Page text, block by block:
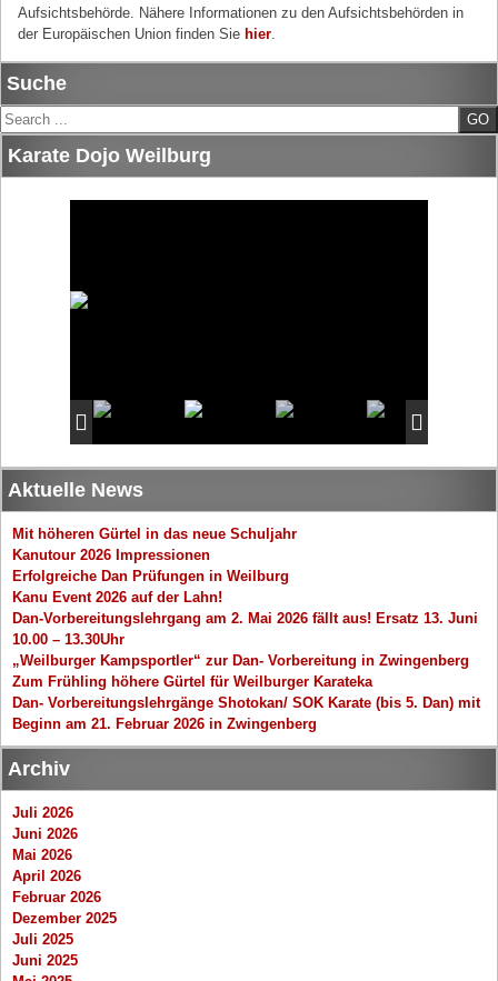
Aufsichtsbehörde. Nähere Informationen zu den Aufsichtsbehörden in
der Europäischen Union finden Sie hier
Suche
Search
Karate Dojo Weilburg
Aktuelle News
Mit höheren Gürtel in das neue Schuljahr
Kanutour 2026 Impressionen
Erfolgreiche Dan Prüfungen in Weilburg
Kanu Event 2026 auf der Lahn!
Dan-Vorbereitungslehrgang am 2. Mai 2026 fällt aus! Ersatz 13. Juni
10.00 – 13.30Uhr
„Weilburger Kampsportler“ zur Dan- Vorbereitung in Zwingenberg
Zum Frühling höhere Gürtel für Weilburger Karateka
Dan- Vorbereitungslehrgänge Shotokan/ SOK Karate (bis 5. Dan) mit
Beginn am 21. Februar 2026 in Zwingenberg
Archiv
Juli 2026
Juni 2026
Mai 2026
April 2026
Februar 2026
Dezember 2025
Juli 2025
Juni 2025